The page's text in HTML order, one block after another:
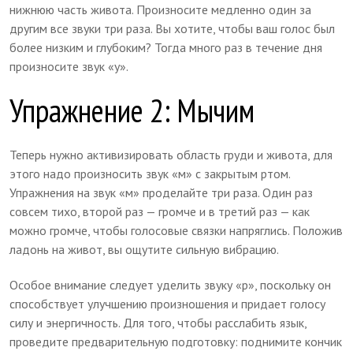
нижнюю часть живота. Произносите медленно один за
другим все звуки три раза. Вы хотите, чтобы ваш голос был
более низким и глубоким? Тогда много раз в течение дня
произносите звук «у».
Упражнение 2: Мычим
Теперь нужно активизировать область груди и живота, для
этого надо произносить звук «м» с закрытым ртом.
Упражнения на звук «м» проделайте три раза. Один раз
совсем тихо, второй раз — громче и в третий раз — как
можно громче, чтобы голосовые связки напряглись. Положив
ладонь на живот, вы ощутите сильную вибрацию.
Особое внимание следует уделить звуку «р», поскольку он
способствует улучшению произношения и придает голосу
силу и энергичность. Для того, чтобы расслабить язык,
проведите предварительную подготовку: поднимите кончик